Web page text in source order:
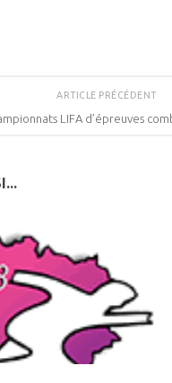
ARTICLE PRÉCÉDENT
LIFA d’épreuves